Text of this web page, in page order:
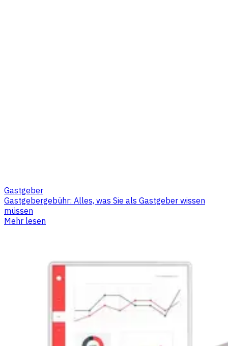
Gastgeber
Gastgebergebühr: Alles, was Sie als Gastgeber wissen
müssen
Mehr lesen